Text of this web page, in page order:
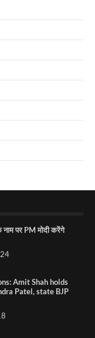
नाम पर PM मोदी करेंगे
Amit Shah holds
Patel, state BJP